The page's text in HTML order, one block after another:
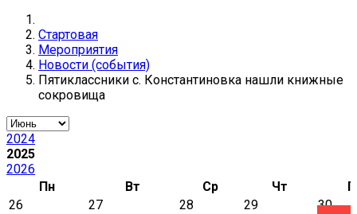
Стартовая
Мероприятия
Новости (события)
Пятиклассники с. Константиновка нашли книжные
сокровища
2024
2025
2026
Пн
Вт Ср Чт
26
27 28 29 30